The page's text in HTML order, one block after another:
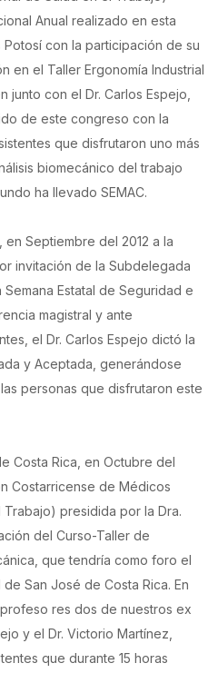
Anual realizado en esta
con la participación de su
en el Taller Ergonomía Industrial
junto con el Dr. Carlos Espejo,
de este congreso con la
que disfrutaron uno más
biomecánico del trabajo
ha llevado SEMAC.
Septiembre del 2012 a la
invitación de la Subdelegada
Estatal de Seguridad e
magistral y ante
el Dr. Carlos Espejo dictó la
y Aceptada, generándose
personas que disfrutaron este
Costa Rica, en Octubre del
Costarricense de Médicos
presidida por la Dra.
del Curso-Taller de
que tendría como foro el
San José de Costa Rica. En
res dos de nuestros ex
y el Dr. Victorio Martínez,
que durante 15 horas